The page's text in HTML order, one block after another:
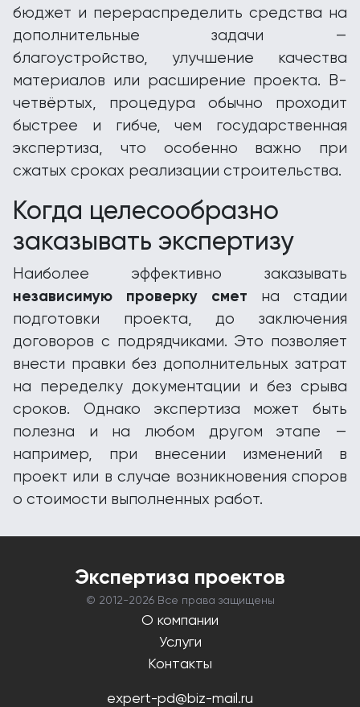
бюджет и перераспределить средства на
дополнительные задачи —
благоустройство, улучшение качества
материалов или расширение проекта. В-
четвёртых, процедура обычно проходит
быстрее и гибче, чем государственная
экспертиза, что особенно важно при
сжатых сроках реализации строительства.
Когда целесообразно
заказывать экспертизу
Наиболее эффективно заказывать
независимую проверку смет на стадии
подготовки проекта, до заключения
договоров с подрядчиками. Это позволяет
внести правки без дополнительных затрат
на переделку документации и без срыва
сроков. Однако экспертиза может быть
полезна и на любом другом этапе —
например, при внесении изменений в
проект или в случае возникновения споров
о стоимости выполненных работ.
Экспертиза проектов
© 2012-2026 Все права защищены
О компании
Услуги
Контакты
expert-pd@biz-mail.ru